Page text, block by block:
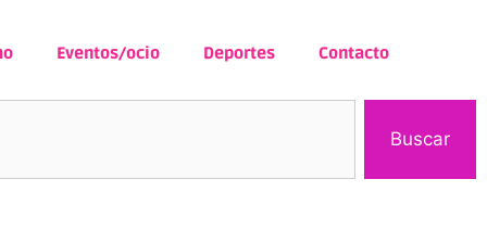
Eventos/ocio Deportes Contacto
Buscar